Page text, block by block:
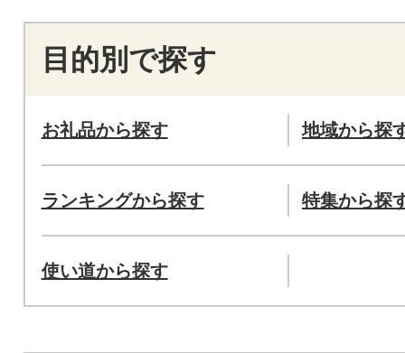
目的別で探す
お礼品から探す 地域から探
ランキングから探す 特集から探
使い道から探す